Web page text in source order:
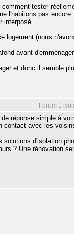
tester
l'habitons pas
interposé.
logement (nous
avant
et donc il semble
Forum 1
réponse simple à
contact avec les
solutions d'isolation
? Une rénovation